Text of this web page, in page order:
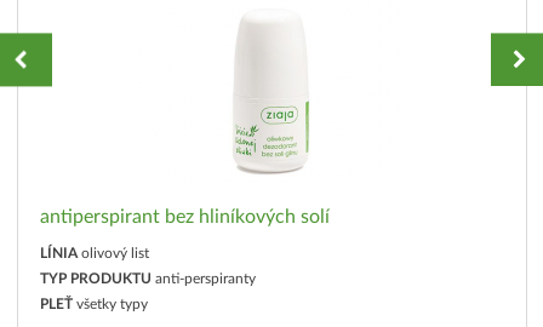
antiperspirant bez hliníkových solí
LÍNIA olivový list
TYP PRODUKTU anti-perspiranty
PLEŤ všetky typy